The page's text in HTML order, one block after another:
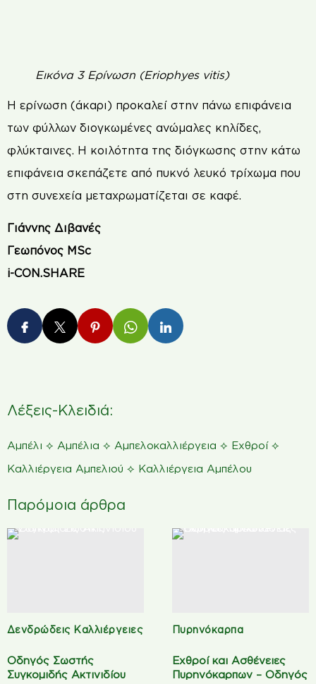
Εικόνα 3 Ερίνωση (Eriophyes vitis)
Η ερίνωση (άκαρι) προκαλεί στην πάνω επιφάνεια
των φύλλων διογκωμένες ανώμαλες κηλίδες,
φλύκταινες. Η κοιλότητα της διόγκωσης στην κάτω
επιφάνεια σκεπάζετε από πυκνό λευκό τρίχωμα που
στη συνεχεία μεταχρωματίζεται σε καφέ.
Γιάννης Διβανές
Γεωπόνος MSc
i-CON.SHARE
Λέξεις-Κλειδιά:
Αμπέλι ⟡ Αμπέλια ⟡ Αμπελοκαλλιέργεια ⟡ Εχθροί⟡
Καλλιέργεια Αμπελιού ⟡ Καλλιέργεια Αμπέλου
Παρόμοια άρθρα
Δενδρώδεις Καλλιέργειες
Οδηγός Σωστής
Συγκομιδής Ακτινιδίου
Πυρηνόκαρπα
Εχθροί και Ασθένειες
Πυρηνόκαρπων – Οδηγός